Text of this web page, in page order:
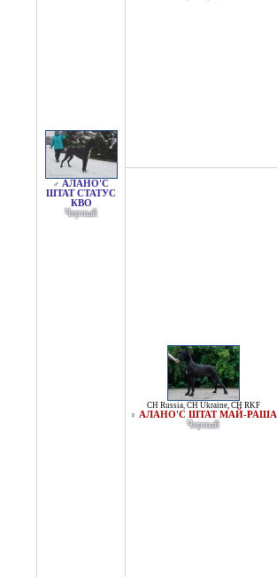
♂ АЛАНО'С
ШТАТ СТАТУС
КВО
Черный
CH Russia, CH Ukraine, CH RKF
♀ АЛАНО'C ШТАТ МАЙ-РАША
Черный